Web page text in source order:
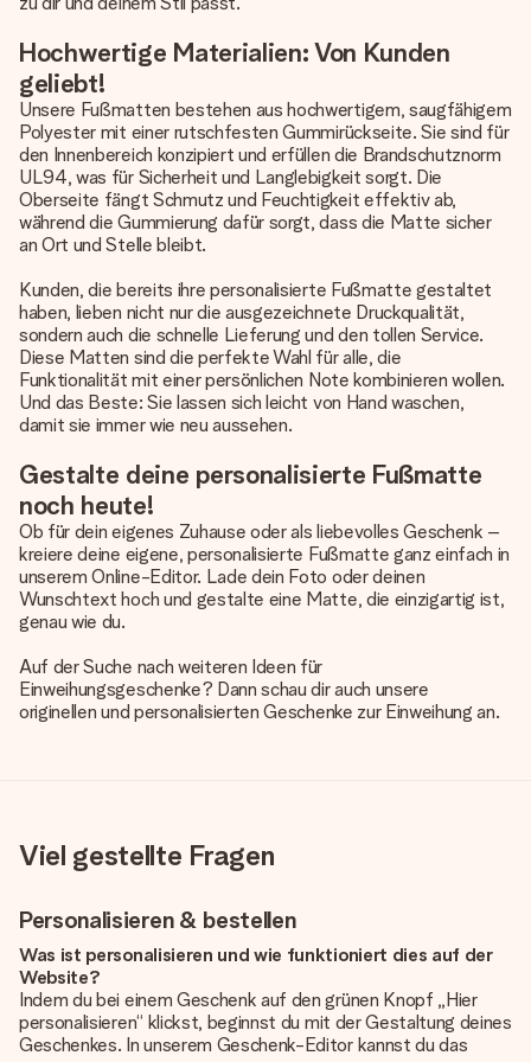
Hochwertige Materialien: Von Kunden
geliebt!
Unsere Fußmatten bestehen aus hochwertigem, saugfähigem
Polyester mit einer rutschfesten Gummirückseite. Sie sind für
den Innenbereich konzipiert und erfüllen die Brandschutznorm
UL94, was für Sicherheit und Langlebigkeit sorgt. Die
Oberseite fängt Schmutz und Feuchtigkeit effektiv ab,
während die Gummierung dafür sorgt, dass die Matte sicher
an Ort und Stelle bleibt.
Kunden, die bereits ihre personalisierte Fußmatte gestaltet
haben, lieben nicht nur die ausgezeichnete Druckqualität,
sondern auch die schnelle Lieferung und den tollen Service.
Diese Matten sind die perfekte Wahl für alle, die
Funktionalität mit einer persönlichen Note kombinieren wollen.
Und das Beste: Sie lassen sich leicht von Hand waschen,
damit sie immer wie neu aussehen.
Gestalte deine personalisierte Fußmatte
noch heute!
Ob für dein eigenes Zuhause oder als liebevolles Geschenk –
kreiere deine eigene, personalisierte Fußmatte ganz einfach in
unserem Online-Editor. Lade dein Foto oder deinen
Wunschtext hoch und gestalte eine Matte, die einzigartig ist,
genau wie du.
Auf der Suche nach weiteren Ideen für
Einweihungsgeschenke? Dann schau dir auch unsere
originellen und personalisierten Geschenke zur Einweihung an.
Viel gestellte Fragen
Personalisieren & bestellen
Was ist personalisieren und wie funktioniert dies auf der
Website?
Indem du bei einem Geschenk auf den grünen Knopf „Hier
personalisieren“ klickst, beginnst du mit der Gestaltung deines
Geschenkes. In unserem Geschenk-Editor kannst du das